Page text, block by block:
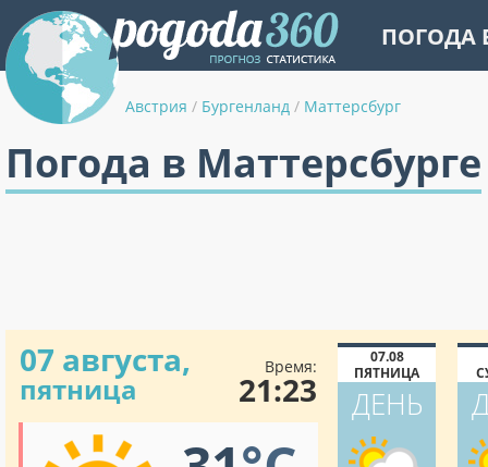
ПОГОДА
Австрия / Бургенланд / Маттерсбург
Погода в Маттерсбурге
07 августа,
пятница
Время:
21:23
07.08
ПЯТНИЦА
ДЕНЬ